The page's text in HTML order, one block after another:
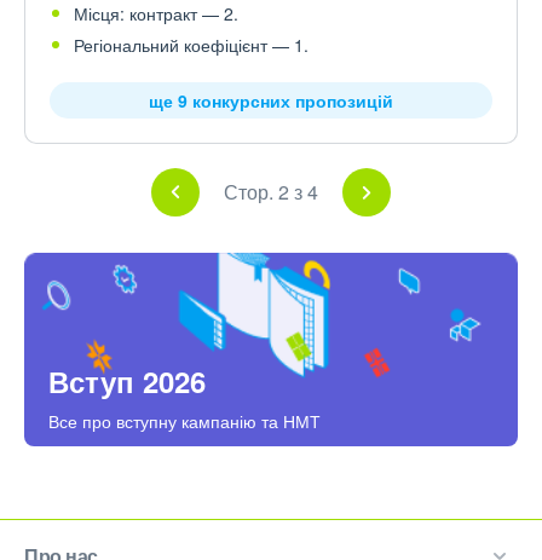
Місця: контракт — 2.
Регіональний коефіцієнт — 1.
ще 9 конкурсних пропозицій
Стор. 2 з 4
Вступ 2026
Все про вступну кампанію та НМТ